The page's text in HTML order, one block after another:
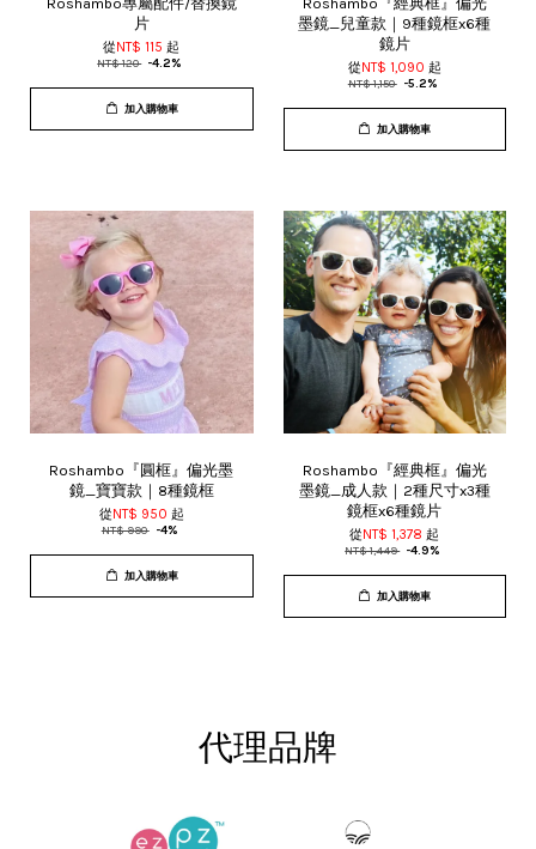
片
從 NT$ 115起
NT$ 120 -4.2%
加入購物車
墨鏡_兒童款｜9種鏡框x6種
鏡片
從 NT$ 1,090 起
NT$ 1,150 -5.2%
加入購物車
Roshambo『圓框』偏光墨
鏡_寶寶款｜8種鏡框
從 NT$ 950 起
NT$ 990 -4%
加入購物車
Roshambo『經典框』偏光
墨鏡_成人款｜2種尺寸x3種
鏡框x6種鏡片
從 NT$ 1,378起
NT$ 1,449 -4.9%
加入購物車
代理品牌